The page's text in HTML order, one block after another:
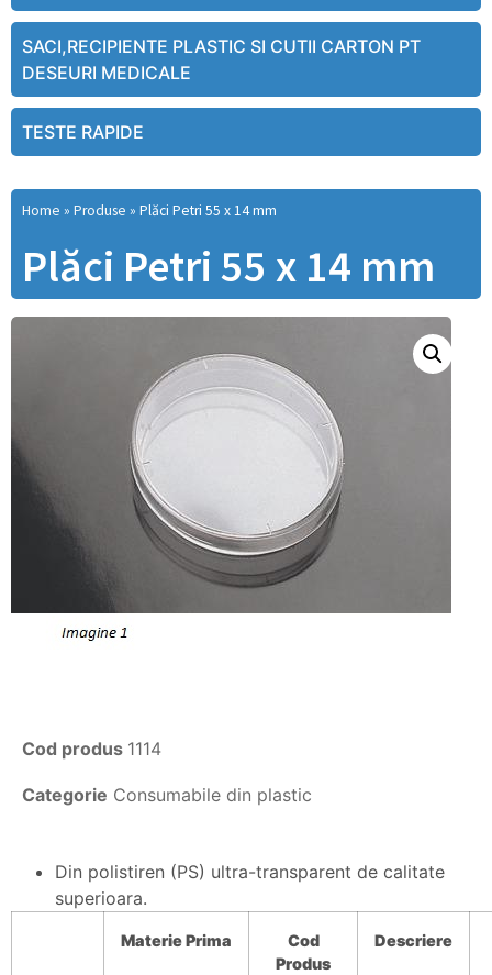
SACI,RECIPIENTE PLASTIC SI CUTII CARTON PT
DESEURI MEDICALE
TESTE RAPIDE
Home » Produse » Plăci Petri 55 x 14 mm
Plăci Petri 55 x 14 mm
Cod produs 1114
Categorie Consumabile din plastic
Din polistiren (PS) ultra-transparent de calitate
superioara.
MateriePrima
Cod
Produs
Descriere